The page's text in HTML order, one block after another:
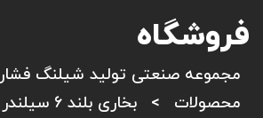
فروشگاه
مجموعه صنعتی تولید شیلنگ
محصولات
> بخاری بلند 6 سیلندر